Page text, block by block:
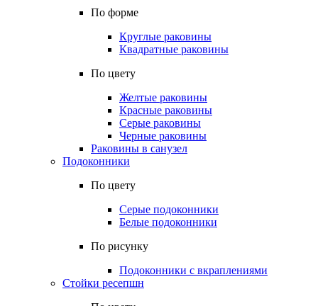
По форме
Круглые раковины
Квадратные раковины
По цвету
Желтые раковины
Красные раковины
Серые раковины
Черные раковины
Раковины в санузел
Подоконники
По цвету
Серые подоконники
Белые подоконники
По рисунку
Подоконники с вкраплениями
Стойки ресепшн